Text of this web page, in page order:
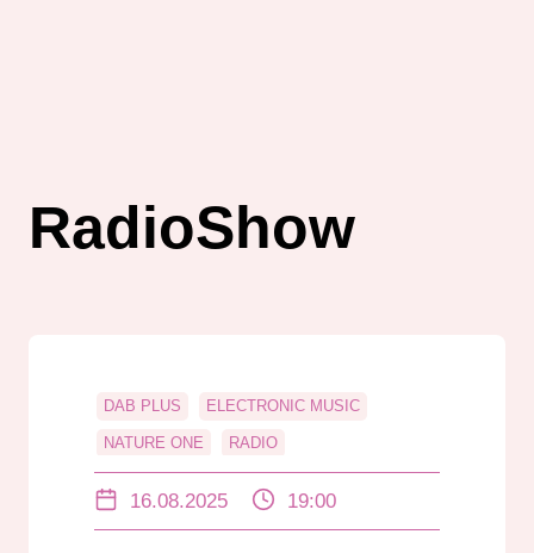
RadioShow
DAB PLUS ELECTRONIC MUSIC
NATURE ONE RADIO
UGO PERCOCO
16.08.2025 19:00